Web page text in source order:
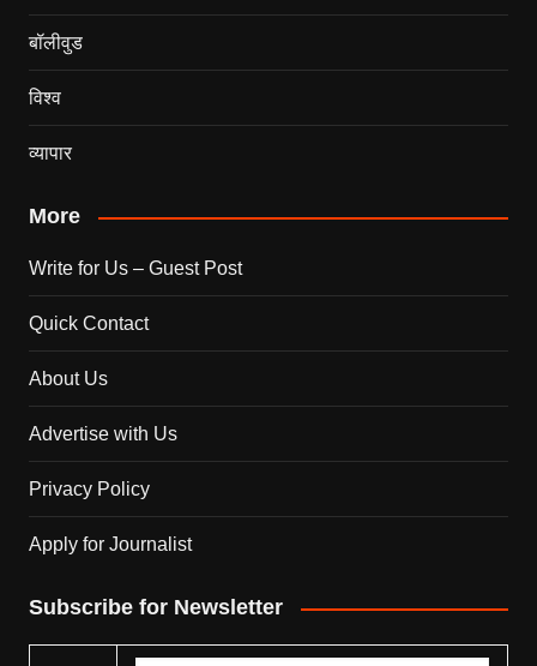
बॉलीवुड
विश्व
व्यापार
More
Write for Us – Guest Post
Quick Contact
About Us
Advertise with Us
Privacy Policy
Apply for Journalist
Subscribe for Newsletter